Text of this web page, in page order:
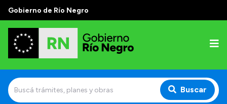
Gobierno de Río Negro
Buscar